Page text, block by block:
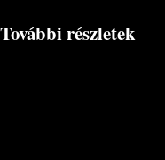
További részletek